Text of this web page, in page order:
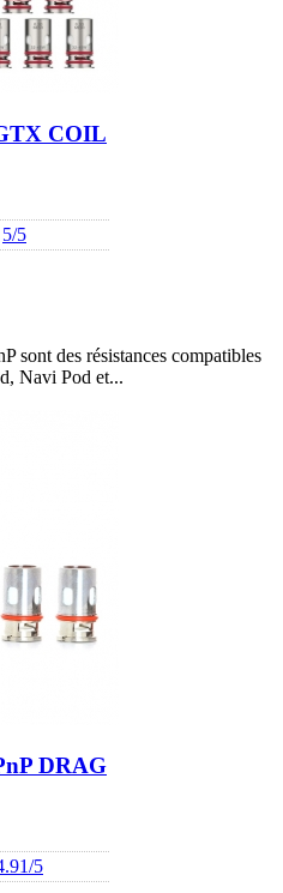
COIL
5/5
sont des résistances compatibles
Navi Pod et...
DRAG
5